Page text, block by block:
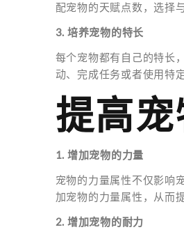
配宠物的天赋点数，选择
3. 培养宠物的特长
每个宠物都有自己的特长
动、完成任务或者使用特
提高
1. 增加宠物的力量
宠物的力量属性不仅影响
加宠物的力量属性，从而
2. 增加宠物的耐力